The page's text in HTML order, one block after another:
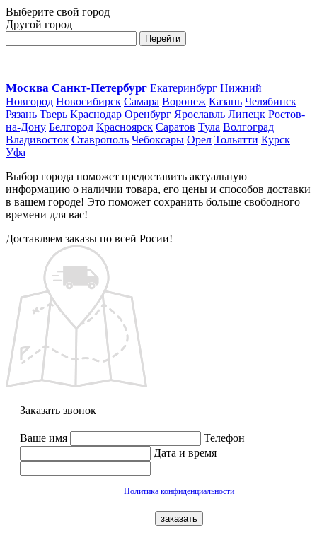
Выберите свой город
Другой город
Перейти
Москва Санкт-Петербург Екатеринбург Нижний
Новгород Новосибирск Самара Воронеж Казань Челябинск
Рязань Тверь Краснодар Оренбург Ярославль Липецк Ростов-
на-Дону Белгород Красноярск Саратов Тула Волгоград
Владивосток Ставрополь Чебоксары Орел Тольятти Курск
Уфа
Выбор города поможет предоставить актуальную
информацию о наличии товара, его цены и способов доставки
в вашем городе! Это поможет сохранить больше свободного
времени для вас!
Доставляем заказы по всей Росии!
Заказать звонок
Ваше имя
Телефон
Дата и время
Политика конфиденциальности
заказать